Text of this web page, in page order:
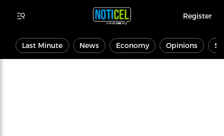
Register
Last Minute News Economy Opinions